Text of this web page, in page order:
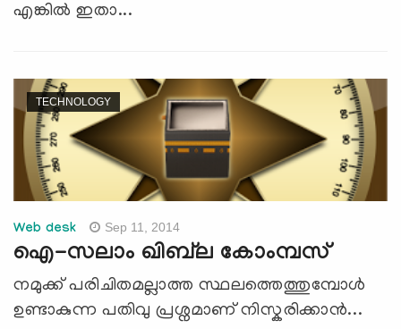
എങ്കില്‍ ഇതാ...
TECHNOLOGY
Web desk Sep 11, 2014
ഐ-സലാം ഖിബ്‍ല കോംമ്പസ്
നമുക്ക് പരിചിതമല്ലാത്ത സ്ഥലത്തെത്തുമ്പോള്‍
ഉണ്ടാകുന്ന പതിവു പ്രശ്നമാണ് നിസ്കരിക്കാന്‍...